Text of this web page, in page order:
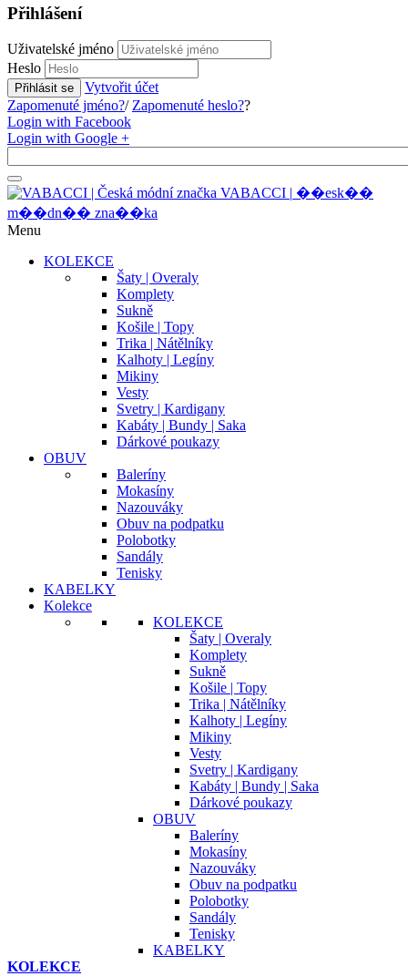
Přihlášení
Uživatelské jméno
Heslo
Přihlásit se
Vytvořit účet
Zapomenuté jméno?/ Zapomenuté heslo??
Login with Facebook
Login with Google +
VABACCI | ��esk��
m��dn�� zna��ka
Menu
KOLEKCE
Šaty | Overaly
Komplety
Sukně
Košile | Topy
Trika | Nátělníky
Kalhoty | Legíny
Mikiny
Vesty
Svetry | Kardigany
Kabáty | Bundy | Saka
Dárkové poukazy
OBUV
Baleríny
Mokasíny
Nazouváky
Obuv na podpatku
Polobotky
Sandály
Tenisky
KABELKY
Kolekce
KOLEKCE
Šaty | Overaly
Komplety
Sukně
Košile | Topy
Trika | Nátělníky
Kalhoty | Legíny
Mikiny
Vesty
Svetry | Kardigany
Kabáty | Bundy | Saka
Dárkové poukazy
OBUV
Baleríny
Mokasíny
Nazouváky
Obuv na podpatku
Polobotky
Sandály
Tenisky
KABELKY
KOLEKCE